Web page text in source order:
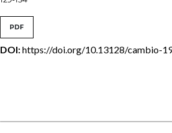
PDF
DOI:https://doi.org/10.13128/cambio-